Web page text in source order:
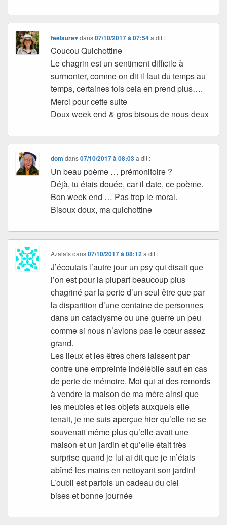
feelaure♥dans07/10/2017 à 07:54 a dit :
Coucou Quichottine
Le chagrin est un sentiment difficile à
surmonter, comme on dit il faut du temps au
temps, certaines fois cela en prend plus….
Merci pour cette suite
Doux week end & gros bisous de nous deux
dom dans07/10/2017 à 08:03 a dit :
Un beau poème … prémonitoire ?
Déjà, tu étais douée, car il date, ce poème.
Bon week end … Pas trop le moral.
Bisoux doux, ma quichottine
Azalaïsdans07/10/2017 à 08:12 a dit :
J’écoutais l’autre jour un psy qui disait que
l’on est pour la plupart beaucoup plus
chagriné par la perte d’un seul être que par
la disparition d’une centaine de personnes
dans un cataclysme ou une guerre un peu
comme si nous n’avions pas le cœur assez
grand.
Les lieux et les êtres chers laissent par
contre une empreinte indélébile sauf en cas
de perte de mémoire. Moi qui ai des remords
à vendre la maison de ma mère ainsi que
les meubles et les objets auxquels elle
tenait, je me suis aperçue hier qu’elle ne se
souvenait même plus qu’elle avait une
maison et un jardin et qu’elle était très
surprise quand je lui ai dit que je m’étais
abîmé les mains en nettoyant son jardin!
L’oubli est parfois un cadeau du ciel
bises et bonne journée